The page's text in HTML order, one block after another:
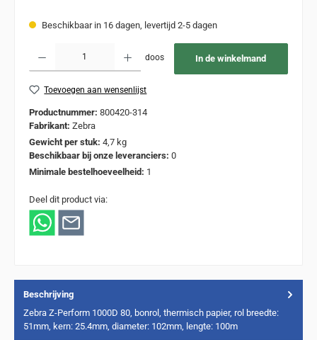
Beschikbaar in 16 dagen, levertijd 2-5 dagen
doos In de winkelmand
Toevoegen aan wensenlijst
Productnummer: 800420-314
Fabrikant: Zebra
Gewicht per stuk: 4,7 kg
Beschikbaar bij onze leveranciers: 0
Minimale bestelhoeveelheid: 1
Deel dit product via:
Beschrijving
Zebra Z-Perform 1000D 80, bonrol, thermisch papier, rol breedte:
51mm, kern: 25.4mm, diameter: 102mm, lengte: 100m